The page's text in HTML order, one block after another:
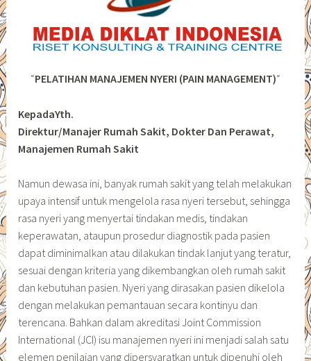
“PELATIHAN MANAJEMEN NYERI (PAIN MANAGEMENT)“
KepadaYth.
Direktur/Manajer Rumah Sakit, Dokter Dan Perawat,
Manajemen Rumah Sakit
Namun dewasa ini, banyak rumah sakit yang telah melakukan
upaya intensif untuk mengelola rasa nyeri tersebut, sehingga
rasa nyeri yang menyertai tindakan medis, tindakan
keperawatan, ataupun prosedur diagnostik pada pasien
dapat diminimalkan atau dilakukan tindak lanjut yang teratur,
sesuai dengan kriteria yang dikembangkan oleh rumah sakit
dan kebutuhan pasien. Nyeri yang dirasakan pasien dikelola
dengan melakukan pemantauan secara kontinyu dan
terencana. Bahkan dalam akreditasi Joint Commission
International (JCI) isu manajemen nyeri ini menjadi salah satu
elemen penilaian yang dipersyaratkan untuk dipenuhi oleh